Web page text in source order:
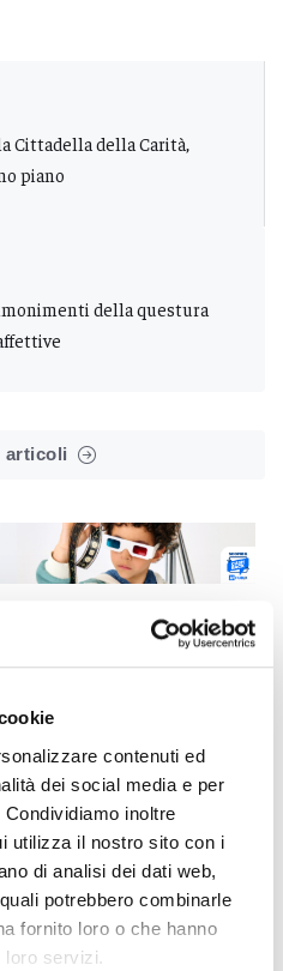
contenuti ed
dei social media e per
inoltre
utilizza il nostro sito con i
di analisi dei dati web,
potrebbero combinarle
fornito loro o che hanno
loro servizi.
Cittadella della Carità,
piano
della questura
articoli